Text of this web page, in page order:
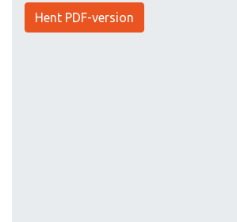
Hent PDF-version